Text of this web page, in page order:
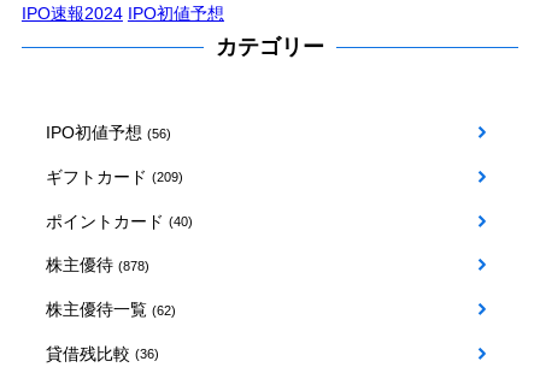
IPO速報2024 IPO初値予想
カテゴリー
IPO初値予想 (56)
ギフトカード (209)
ポイントカード (40)
株主優待 (878)
株主優待一覧 (62)
貸借残比較 (36)